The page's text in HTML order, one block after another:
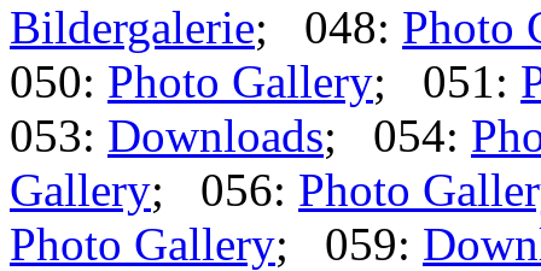
Bildergalerie; 048: Photo
050: Photo Gallery; 051:
053: Downloads; 054:
Gallery; 056: Photo
Photo Gallery; 059: